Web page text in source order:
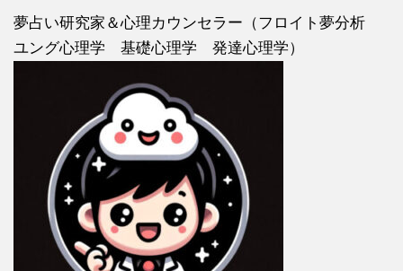
夢占い研究家＆心理カウンセラー（フロイト夢分析
ユング心理学 基礎心理学 発達心理学）